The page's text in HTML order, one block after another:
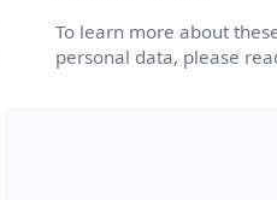
les conseils que vous
lancer dans des projets
bien entourés depuis le
et nos deux
puis par des
To learn more about
personal data, please